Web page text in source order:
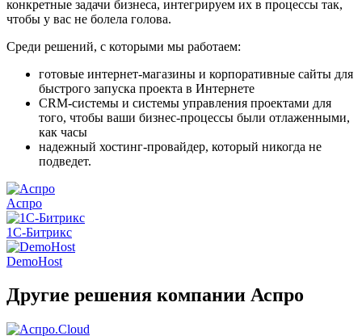
конкретные задачи бизнеса, интегрируем их в процессы так,
чтобы у вас не болела голова.
Среди решений, с которыми мы работаем:
готовые интернет-магазины и корпоративные сайты для
быстрого запуска проекта в Интернете
CRM-системы и системы управления проектами для
того, чтобы ваши бизнес-процессы были отлаженными,
как часы
надежный хостинг-провайдер, который никогда не
подведет.
Аспро
1C-Битрикс
DemoHost
Другие решения компании Аспро